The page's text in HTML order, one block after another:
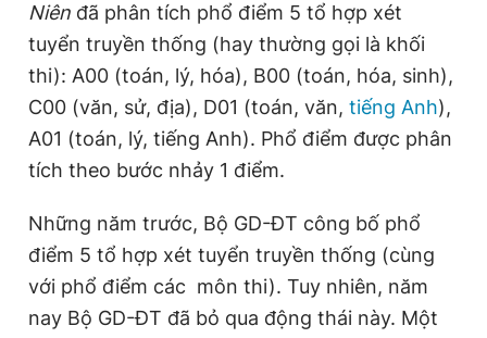
Thông tin tòa soạn Liên hệ quảng cáo
Đọc Thanh Niên trên điện thoại
Theo dõi báo trên
Niên đã phân tích phổ điểm 5 tổ hợp xét
tuyển truyền thống (hay thường gọi là khối
thi): A00 (toán, lý, hóa), B00 (toán, hóa, sinh),
C00 (văn, sử, địa), D01 (toán, văn, tiếng Anh),
A01 (toán, lý, tiếng Anh). Phổ điểm được phân
tích theo bước nhảy 1 điểm.
Những năm trước, Bộ GD-ĐT công bố phổ
điểm 5 tổ hợp xét tuyển truyền thống (cùng
với phổ điểm các môn thi). Tuy nhiên, năm
nay Bộ GD-ĐT đã bỏ qua động thái này. Một